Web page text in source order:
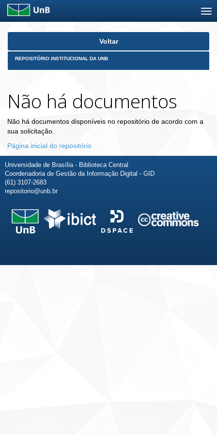
Skip
Voltar
REPOSITÓRIO INSTITUCIONAL DA UNB
Não há documentos
Não há documentos disponíveis no repositório de acordo com a
sua solicitação.
Página inicial do repositório
Universidade de Brasília - Biblioteca Central
Coordenadoria de Gestão da Informação Digital - GID
(61) 3107-2683
repositorio@unb.br